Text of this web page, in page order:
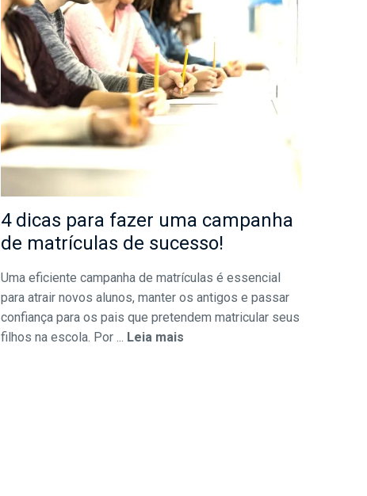
4 dicas para fazer uma campanha
de matrículas de sucesso!
Uma eficiente campanha de matrículas é essencial
para atrair novos alunos, manter os antigos e passar
confiança para os pais que pretendem matricular seus
filhos na escola. Por ... Leia mais